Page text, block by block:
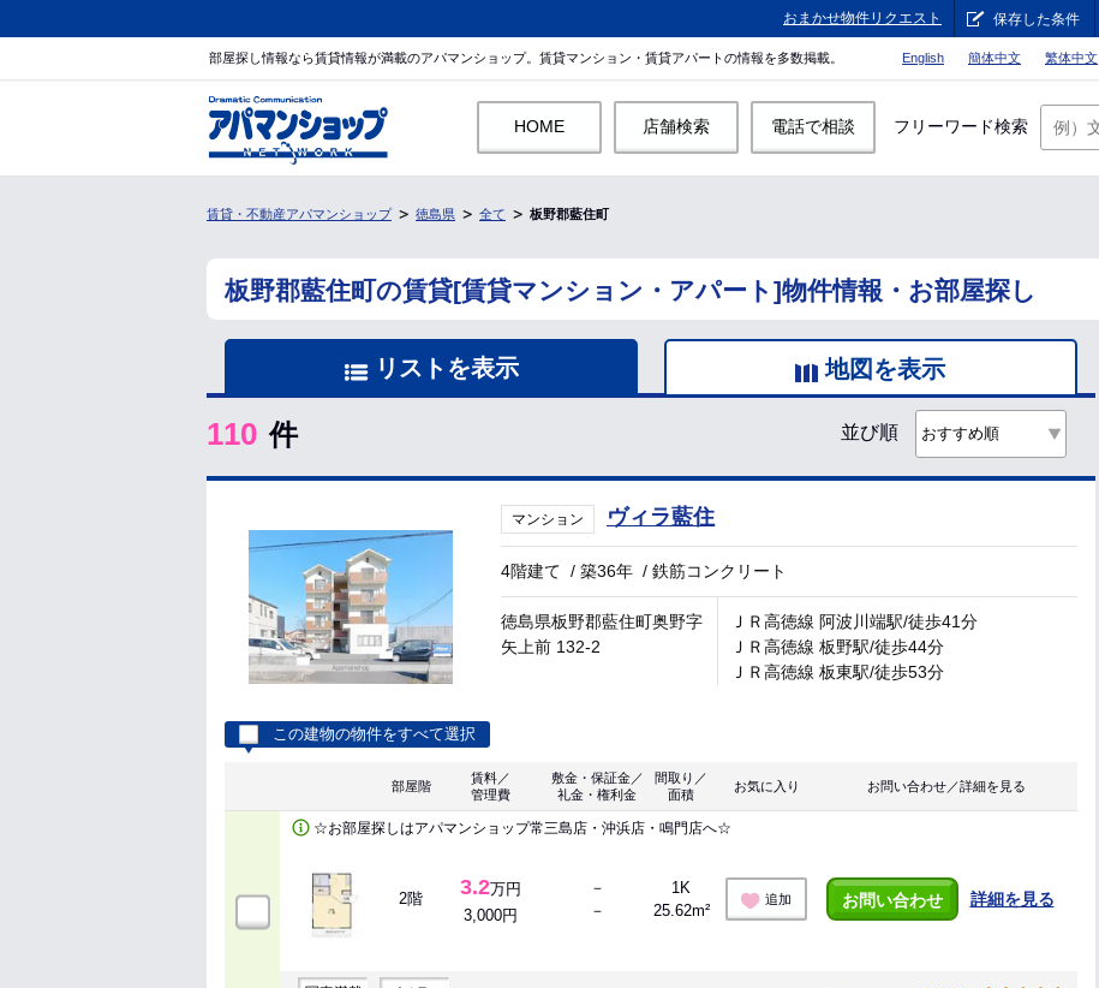
おまかせ物件リクエスト 保存した条件
部屋探し情報なら賃貸情報が満載のアパマンショップ。賃貸マンション・賃貸アパートの情報を多数掲載。 English 簡体中文 繁体中文
HOME 店舗検索 電話で相談 フリーワード検索
賃貸・不動産アパマンショップ 徳島県 全て 板野郡藍住町
板野郡藍住町の賃貸[賃貸マンション・アパート]物件情報・お部屋探し
リストを表示 地図を表示
110 件 並び順
マンション ヴィラ藍住
4階建て /築36年 /鉄筋コンクリート
徳島県板野郡藍住町奥野字
矢上前 132-2
ＪＲ高徳線 阿波川端駅/徒歩41分
ＪＲ高徳線 板野駅/徒歩44分
ＪＲ高徳線 板東駅/徒歩53分
この建物の物件をすべて選択
部屋階
賃料／
管理費
敷金・保証金／
礼金・権利金
間取り／
面積
お気に入り お問い合わせ／詳細を見る
☆お部屋探しはアパマンショップ常三島店・沖浜店・鳴門店へ☆
2階 3.2万円
3,000円
－
－
1K
25.62m²
追加 お問い合わせ 詳細を見る